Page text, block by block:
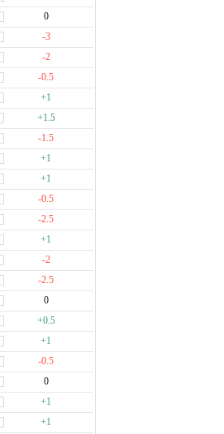
0
-3
-2
-0.5
+1
+1.5
-1.5
+1
+1
-0.5
-2.5
+1
-2
-2.5
0
+0.5
+1
-0.5
0
+1
+1